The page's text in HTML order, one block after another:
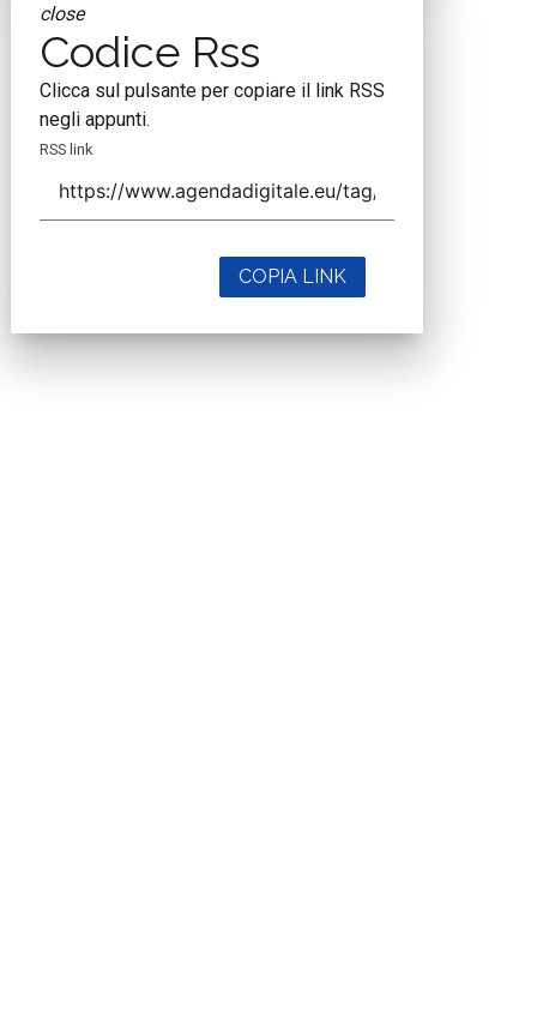
close
Codice Rss
Clicca sul pulsante per copiare il link RSS
negli appunti.
RSS link
COPIA LINK